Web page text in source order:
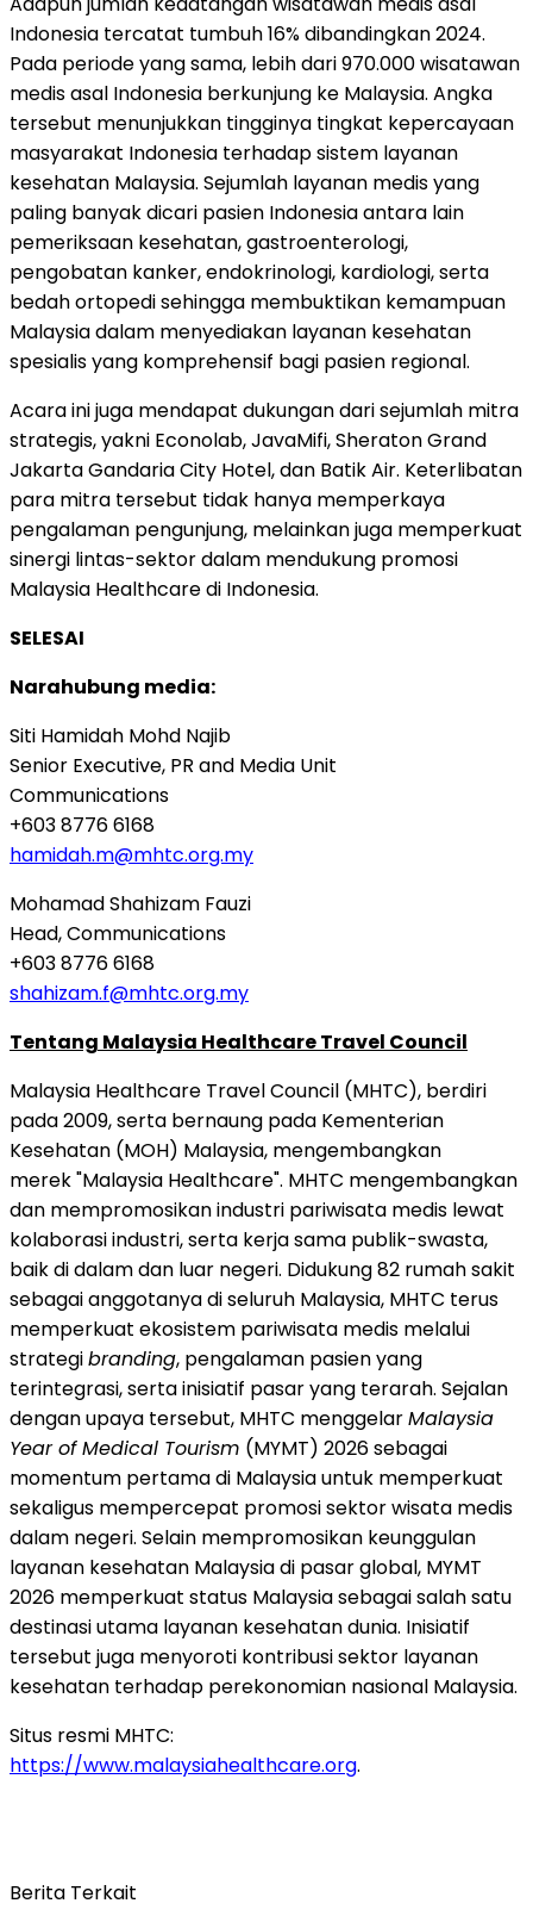
Indonesia tercatat tumbuh 16% dibandingkan 2024.
Pada periode yang sama, lebih dari 970.000 wisatawan
medis asal Indonesia berkunjung ke Malaysia. Angka
tersebut menunjukkan tingginya tingkat kepercayaan
masyarakat Indonesia terhadap sistem layanan
kesehatan Malaysia. Sejumlah layanan medis yang
paling banyak dicari pasien Indonesia antara lain
pemeriksaan kesehatan, gastroenterologi,
pengobatan kanker, endokrinologi, kardiologi, serta
bedah ortopedi sehingga membuktikan kemampuan
Malaysia dalam menyediakan layanan kesehatan
spesialis yang komprehensif bagi pasien regional.
Acara ini juga mendapat dukungan dari sejumlah mitra
strategis, yakni Econolab, JavaMifi, Sheraton Grand
Jakarta Gandaria City Hotel, dan Batik Air. Keterlibatan
para mitra tersebut tidak hanya memperkaya
pengalaman pengunjung, melainkan juga memperkuat
sinergi lintas-sektor dalam mendukung promosi
Malaysia Healthcare di Indonesia.
SELESAI
Narahubung media:
Siti Hamidah Mohd Najib
Senior Executive, PR and Media Unit
Communications
+603 8776 6168
hamidah.m@mhtc.org.my
Mohamad Shahizam Fauzi
Head, Communications
+603 8776 6168
shahizam.f@mhtc.org.my
Tentang Malaysia Healthcare Travel Council
Malaysia Healthcare Travel Council (MHTC), berdiri
pada 2009, serta bernaung pada Kementerian
Kesehatan (MOH) Malaysia, mengembangkan
merek "Malaysia Healthcare". MHTC mengembangkan
dan mempromosikan industri pariwisata medis lewat
kolaborasi industri, serta kerja sama publik-swasta,
baik di dalam dan luar negeri. Didukung 82 rumah sakit
sebagai anggotanya di seluruh Malaysia, MHTC terus
memperkuat ekosistem pariwisata medis melalui
strategibranding, pengalaman pasien yang
terintegrasi, serta inisiatif pasar yang terarah. Sejalan
dengan upaya tersebut, MHTC menggelarMalaysia
Year of Medical Tourism (MYMT) 2026 sebagai
momentum pertama di Malaysia untuk memperkuat
sekaligus mempercepat promosi sektor wisata medis
dalam negeri. Selain mempromosikan keunggulan
layanan kesehatan Malaysia di pasar global, MYMT
2026 memperkuat status Malaysia sebagai salah satu
destinasi utama layanan kesehatan dunia. Inisiatif
tersebut juga menyoroti kontribusi sektor layanan
kesehatan terhadap perekonomian nasional Malaysia.
Situs resmi MHTC:
https://www.malaysiahealthcare.org.
Berita Terkait